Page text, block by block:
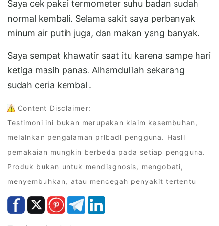
Saya cek pakai termometer suhu badan sudah
normal kembali. Selama sakit saya perbanyak
minum air putih juga, dan makan yang banyak.
Saya sempat khawatir saat itu karena sampe hari
ketiga masih panas. Alhamdulilah sekarang
sudah ceria kembali.
Content Disclaimer:
Testimoni ini bukan merupakan klaim kesembuhan,
melainkan pengalaman pribadi pengguna. Hasil
pemakaian mungkin berbeda pada setiap pengguna.
Produk bukan untuk mendiagnosis, mengobati,
menyembuhkan, atau mencegah penyakit tertentu.